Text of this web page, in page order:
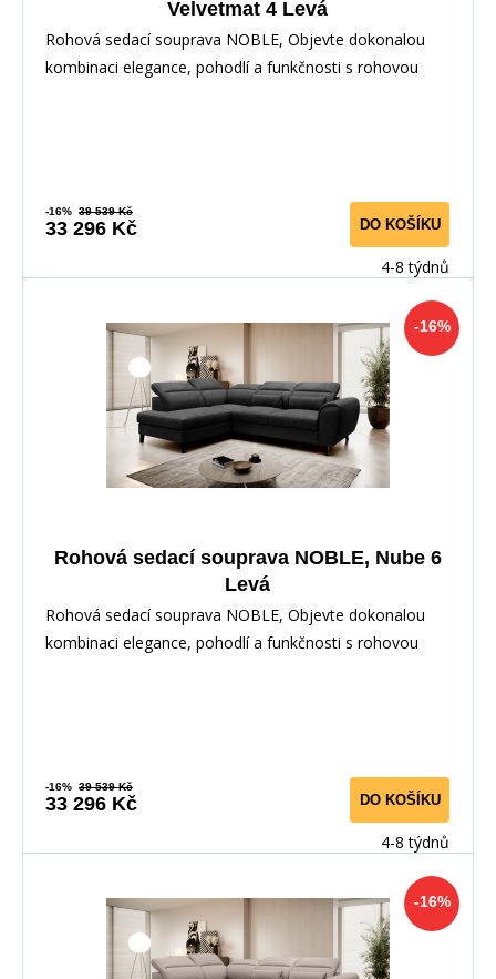
Velvetmat 4 Levá
Rohová sedací souprava NOBLE, Objevte dokonalou
kombinaci elegance, pohodlí a funkčnosti s rohovou
-16% 39 539 Kč
33 296 Kč DO KOŠÍKU
4-8 týdnů
-16%
Rohová sedací souprava NOBLE, Nube 6
Levá
Rohová sedací souprava NOBLE, Objevte dokonalou
kombinaci elegance, pohodlí a funkčnosti s rohovou
-16% 39 539 Kč
33 296 Kč DO KOŠÍKU
4-8 týdnů
-16%